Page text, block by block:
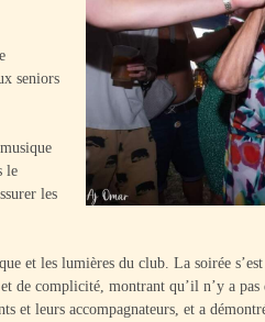
seniors
le
les
et les lumières du club. La soirée
de complicité, montrant qu’il n’y a pas
et leurs accompagnateurs, et a